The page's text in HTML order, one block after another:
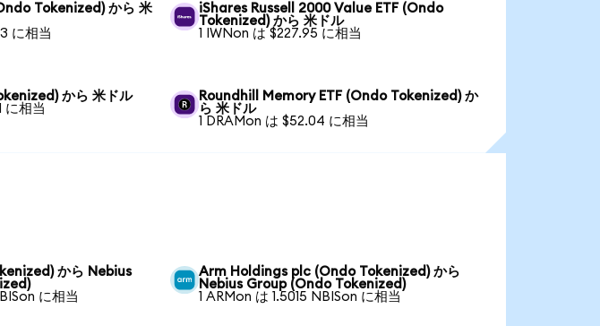
Tokenized) から 米
に相当
iShares Russell 2000 Value ETF (Ondo
Tokenized) から 米ドル
1 IWNon は $227.95 に相当
から 米ドル
に相当
Roundhill Memory ETF (Ondo Tokenized) か
ら 米ドル
1 DRAMon は $52.04 に相当
から Nebius
に相当
Arm Holdings plc (Ondo Tokenized) から
Nebius Group (Ondo Tokenized)
1 ARMon は 1.5015 NBISon に相当